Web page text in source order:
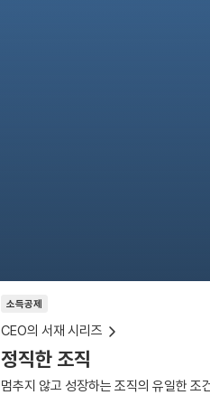
소득공제
CEO의 서재 시리즈
정직한 조직
멈추지 않고 성장하는 조직의 유일한 조